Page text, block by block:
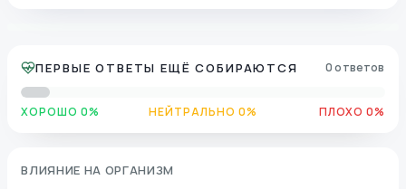
ПЕРВЫЕ ОТВЕТЫ ЕЩЁ СОБИРАЮТСЯ 0 ответов
ХОРОШО 0% НЕЙТРАЛЬНО 0% ПЛОХО 0%
ВЛИЯНИЕ НА ОРГАНИЗМ